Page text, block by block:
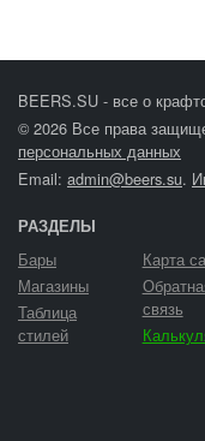
BEERS.SU - все о
© 2026 Все права
персональных данных
Email: admin@beers.su.
РАЗДЕЛЫ
Бары
Магазины
Таблица
стилей
Карта
связь